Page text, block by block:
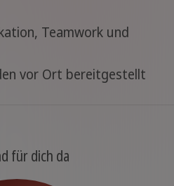
Teamwork und
vor Ort bereitgestellt
für dich da